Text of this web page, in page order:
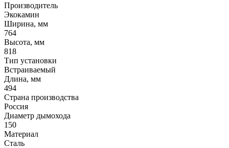
Производитель
Экокамин
Ширина, мм
764
Высота, мм
818
Тип установки
Встраиваемый
Длина, мм
494
Страна производства
Россия
Диаметр дымохода
150
Материал
Сталь